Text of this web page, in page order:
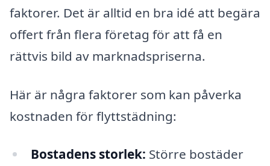
faktorer. Det är alltid en bra idé att begära
offert från flera företag för att få en
rättvis bild av marknadspriserna.
Här är några faktorer som kan påverka
kostnaden för flyttstädning:
Bostadens storlek: Större bostäder